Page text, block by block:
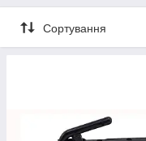
розраховувати на одні
персональні бонуси і
обладнання, витратних
Сортування